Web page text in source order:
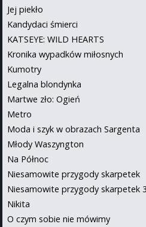
Jej piekło
Kandydaci śmierci
KATSEYE: WILD HEARTS
Kronika wypadków miłosnych
Kumotry
Legalna blondynka
Martwe zło: Ogień
Metro
Moda i szyk w obrazach Sargenta
Młody Waszyngton
Na Północ
Niesamowite przygody skarpetek
Niesamowite przygody skarpetek
Nikita
O czym sobie nie mówimy